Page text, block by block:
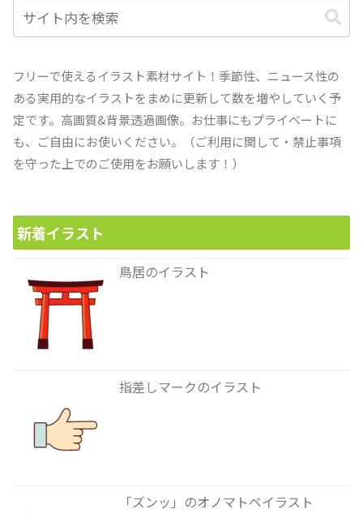
フリーで使えるイラスト素材サイト！季節性、ニュース性の
ある実用的なイラストをまめに更新して数を増やしていく予
定です。高画質&背景透過画像。お仕事にもプライベートに
も、ご自由にお使いください。（ご利用に関して・禁止事項
を守った上でのご使用をお願いします！）
新着イラスト
鳥居のイラスト
指差しマークのイラスト
「ズンッ」のオノマトペイラスト